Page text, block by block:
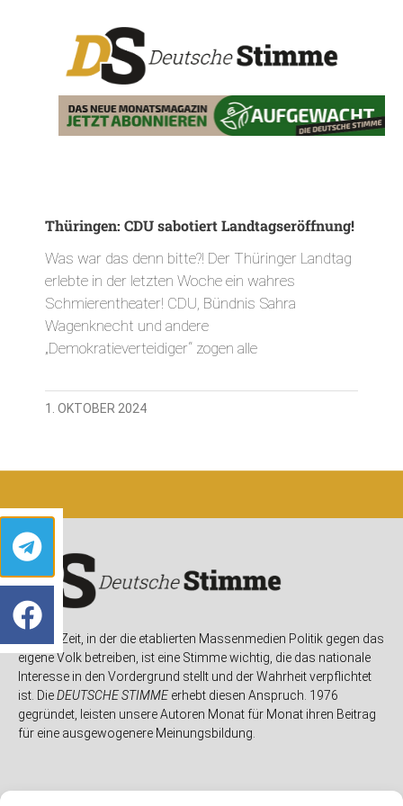
Thüringen: CDU sabotiert Landtagseröffnung!
Was war das denn bitte?! Der Thüringer Landtag
erlebte in der letzten Woche ein wahres
Schmierentheater! CDU, Bündnis Sahra
Wagenknecht und andere
„Demokratieverteidiger“ zogen alle
1. OKTOBER 2024
In einer Zeit, in der die etablierten Massenmedien Politik gegen das
eigene Volk betreiben, ist eine Stimme wichtig, die das nationale
Interesse in den Vordergrund stellt und der Wahrheit verpflichtet
ist. DieDEUTSCHE STIMMEerhebt diesen Anspruch. 1976
gegründet, leisten unsere Autoren Monat für Monat ihren Beitrag
für eine ausgewogenere Meinungsbildung.